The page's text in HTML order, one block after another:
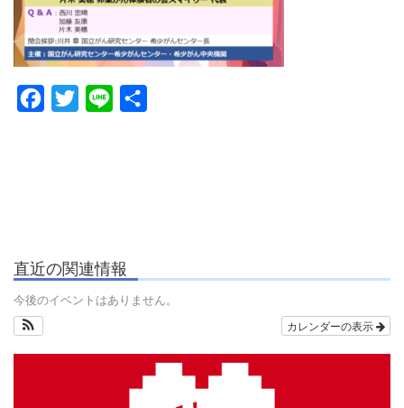
Facebook
Twitter Line
直近の関連情報
今後のイベントはありません。
カレンダーの表示